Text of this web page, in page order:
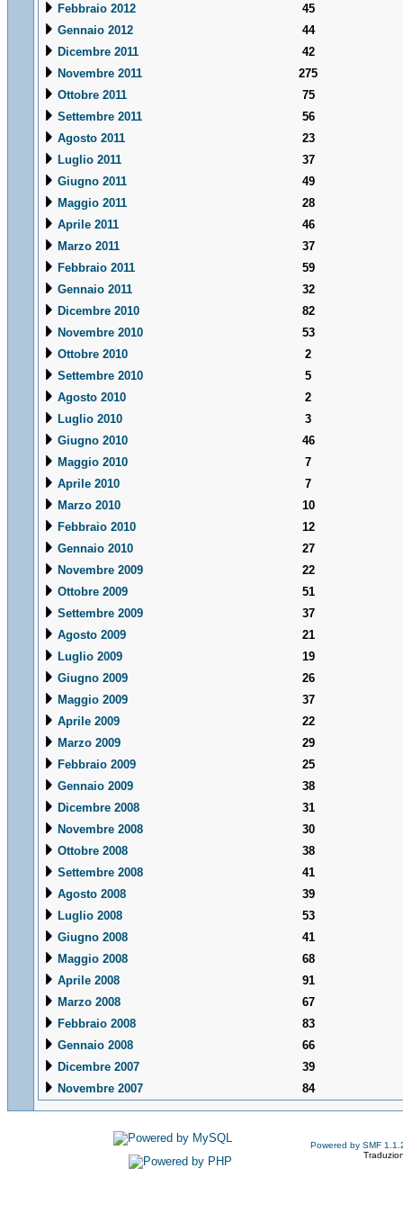
Febbraio 2012
45
Gennaio 2012
44
Dicembre 2011
42
Novembre 2011
275
Ottobre 2011
75
Settembre 2011
56
Agosto 2011
23
Luglio 2011
37
Giugno 2011
49
Maggio 2011
28
Aprile 2011
46
Marzo 2011
37
Febbraio 2011
59
Gennaio 2011
32
Dicembre 2010
82
Novembre 2010
53
Ottobre 2010
2
Settembre 2010
5
Agosto 2010
2
Luglio 2010
3
Giugno 2010
46
Maggio 2010
7
Aprile 2010
7
Marzo 2010
10
Febbraio 2010
12
Gennaio 2010
27
Novembre 2009
22
Ottobre 2009
51
Settembre 2009
37
Agosto 2009
21
Luglio 2009
19
Giugno 2009
26
Maggio 2009
37
Aprile 2009
22
Marzo 2009
29
Febbraio 2009
25
Gennaio 2009
38
Dicembre 2008
31
Novembre 2008
30
Ottobre 2008
38
Settembre 2008
41
Agosto 2008
39
Luglio 2008
53
Giugno 2008
41
Maggio 2008
68
Aprile 2008
91
Marzo 2008
67
Febbraio 2008
83
Gennaio 2008
66
Dicembre 2007
39
Novembre 2007
84
Powered by SMF